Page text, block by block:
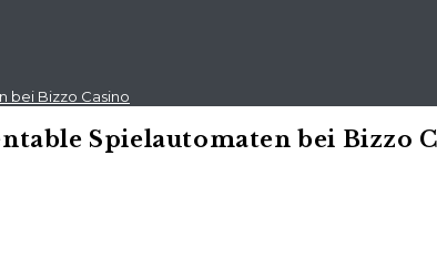
bei Bizzo Casino
Spielautomaten bei Bizzo